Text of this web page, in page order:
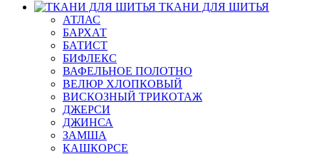
ТКАНИ ДЛЯ ШИТЬЯ
АТЛАС
БАРХАТ
БАТИСТ
БИФЛЕКС
ВАФЕЛЬНОЕ ПОЛОТНО
ВЕЛЮР ХЛОПКОВЫЙ
ВИСКОЗНЫЙ ТРИКОТАЖ
ДЖЕРСИ
ДЖИНСА
ЗАМША
КАШКОРСЕ